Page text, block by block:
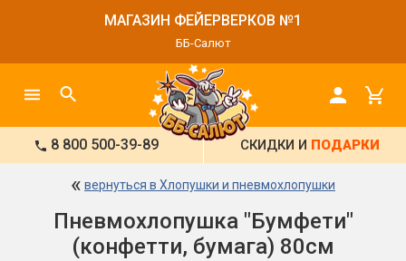
МАГАЗИН ФЕЙЕРВЕРКОВ №1
ББ-Салют
8 800 500-39-89 СКИДКИ И ПОДАРКИ
« вернуться в Хлопушки и пневмохлопушки
Пневмохлопушка "Бумфети"
(конфетти, бумага) 80см